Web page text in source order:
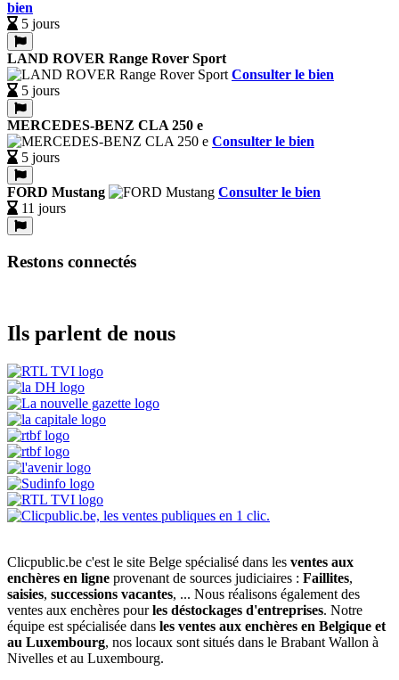
bien
5 jours
LAND ROVER Range Rover Sport
Consulter le bien
5 jours
MERCEDES-BENZ CLA 250 e
Consulter le bien
5 jours
FORD Mustang
Consulter le bien
11 jours
Restons connectés
Ils parlent de nous
Clicpublic.be c'est le site Belge spécialisé dans les ventes aux
enchères en ligne provenant de sources judiciaires : Faillites,
saisies, successions vacantes, ... Nous réalisons également des
ventes aux enchères pourles déstockages d'entreprises. Notre
équipe est spécialisée dans les ventes aux enchères en Belgique et
au Luxembourg, nos locaux sont situés dans le Brabant Wallon à
Nivelles et au Luxembourg.